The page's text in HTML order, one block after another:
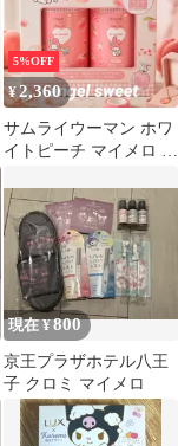
5%OFF
¥2,360
サムライウーマン ホワ
イトピーチ マイメロ ヘ
ー＆コンディショナー
1セット
現在 ¥800
京王プラザホテル八王
子 クロミ マイメロ